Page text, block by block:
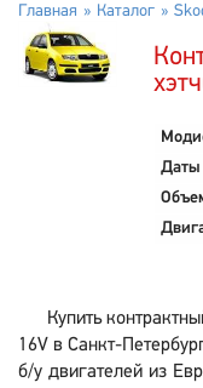
Главная Каталог
Даты
Купить
16V в Санкт-
б/у двигателей из